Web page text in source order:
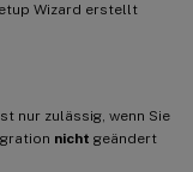
Wizard erstellt
nur zulässig, wenn Sie
nicht geändert